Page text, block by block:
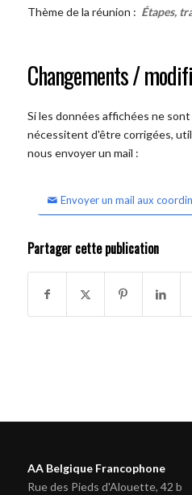
Thème de la réunion : Étapes,
Changements /
Si les données affichées ne
nécessitent d'être corrigées,
nous envoyer un mail :
Envoyer un mail aux
Partager cette publication
AA Belgique Francophone
Rue des Pieds d'Alouette, 42 b